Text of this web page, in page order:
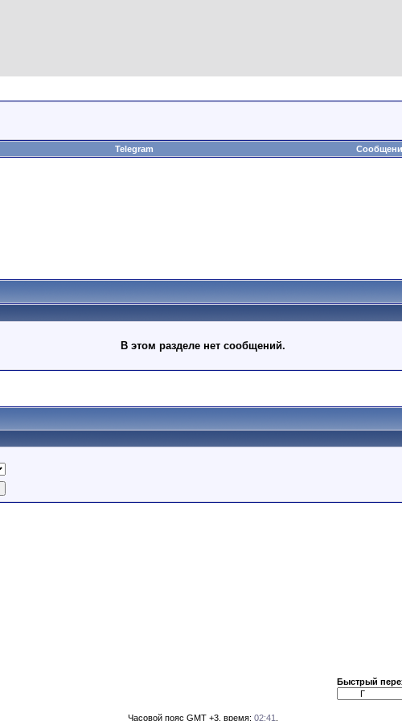
Telegram
В этом разделе нет сообщений.
Быстрый
Часовой пояс GMT +3, время: 02:41